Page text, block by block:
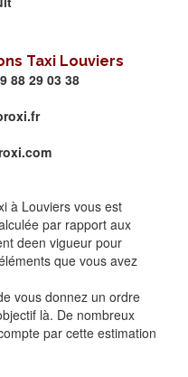
Taxi Louviers
88 29 03 38
à Louviers vous est
par rapport aux
deen vigueur pour
que vous avez
vous donnez un ordre
là. De nombreux
par cette estimation